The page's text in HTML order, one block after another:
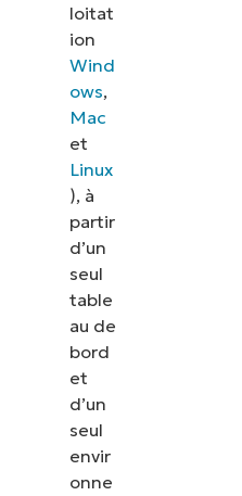
loitat
ion
Wind
ows,
Mac
et
Linux
), à
partir
d’un
seul
table
au de
bord
et
d’un
seul
envir
onne